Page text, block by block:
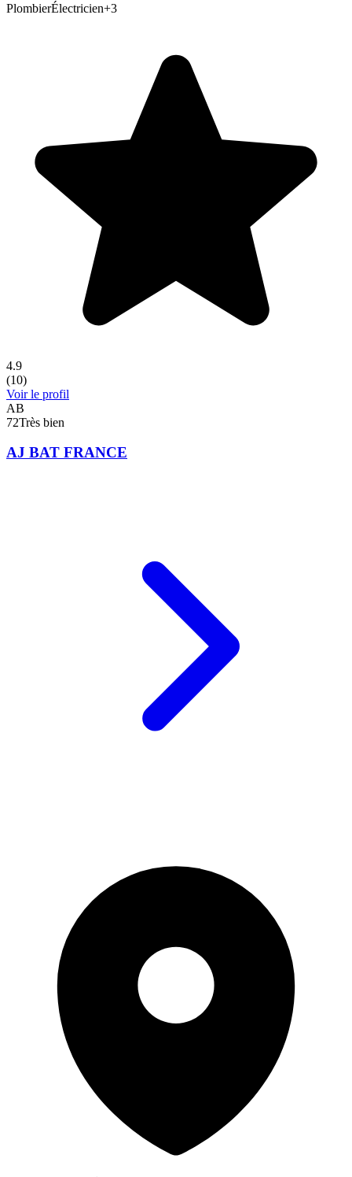
PlombierÉlectricien+3
4.9
(10)
Voir le profil
AB
72Très bien
AJ BAT FRANCE